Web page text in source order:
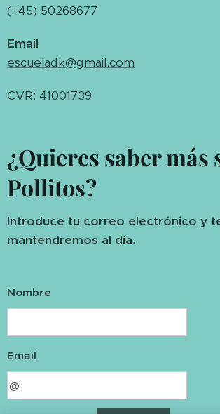
(+45) 50268677
Email
escueladk@gmail.com
CVR: 41001739
¿Quieres saber más
Pollitos?
Introduce tu correo electrónico y
mantendremos al día.
Nombre
Email